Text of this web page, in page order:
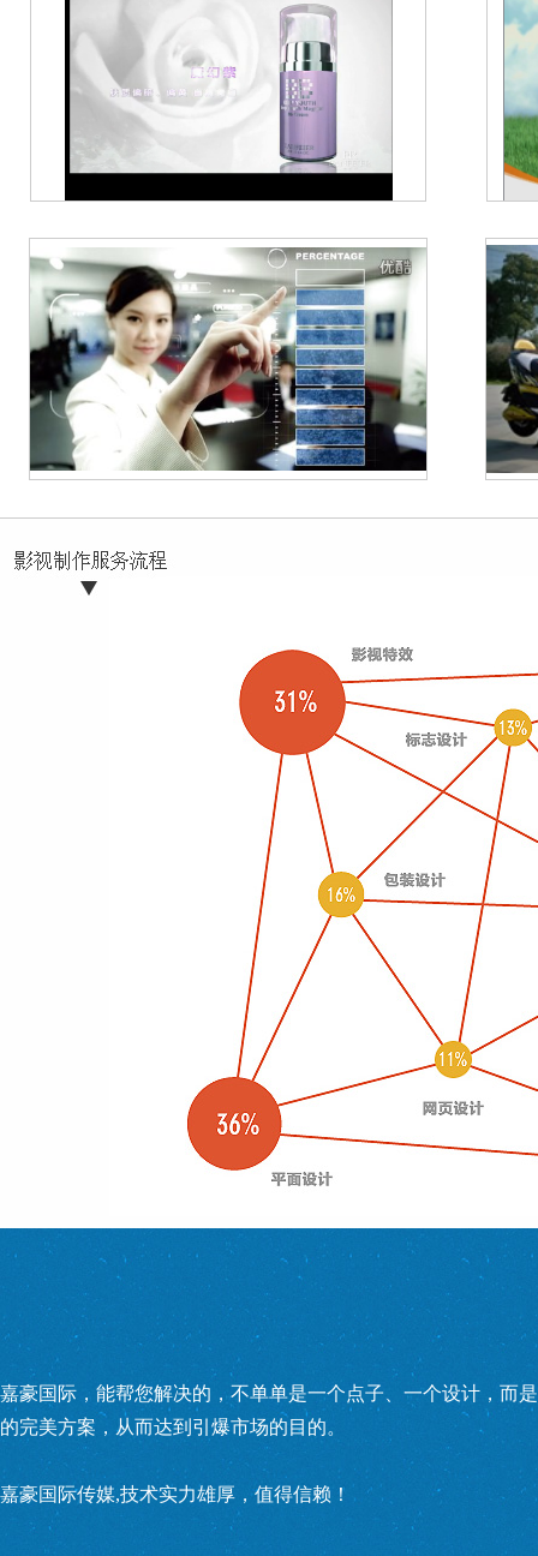
嘉豪国际，能帮您解决的，不单单是一个点子、一个设计，而
的完美方案，从而达到引爆市场的目的。
嘉豪国际传媒,技术实力雄厚，值得信赖！